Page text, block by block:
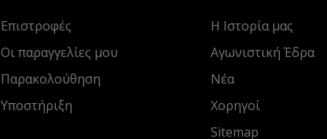
Επιστροφές
Οι παραγγελίες μου
Παρακολούθηση
Υποστήριξη
Η Ιστορία μας
Αγωνιστική Έδρα
Νέα
Χορηγοί
Sitemap